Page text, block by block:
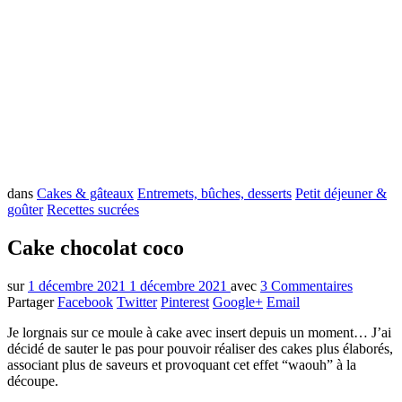
dans Cakes & gâteaux Entremets, bûches, desserts Petit déjeuner &
goûter Recettes sucrées
Cake chocolat coco
sur 1 décembre 2021 1 décembre 2021 avec 3 Commentaires
PartagerFacebook Twitter Pinterest Google+ Email
Je lorgnais sur ce moule à cake avec insert depuis un moment… J’ai
décidé de sauter le pas pour pouvoir réaliser des cakes plus élaborés,
associant plus de saveurs et provoquant cet effet “waouh” à la
découpe.